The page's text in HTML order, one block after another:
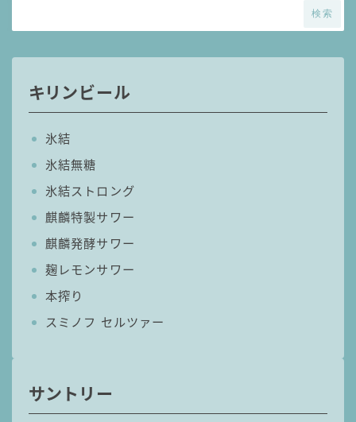
ー196℃ 瞬間凍結
ー196℃ ザ・まるごと
CRAFT－196℃
こだわり酒場
ほろよい
トリスハイボール
ジムビームハイボール
GREEN1/2（グリーンハーフ）
鏡月焼酎ハイ
樽ハイ倶楽部
検索
キリンビール
氷結
氷結無糖
氷結ストロング
麒麟特製サワー
麒麟発酵サワー
麹レモンサワー
本搾り
スミノフ セルツァー
サントリー